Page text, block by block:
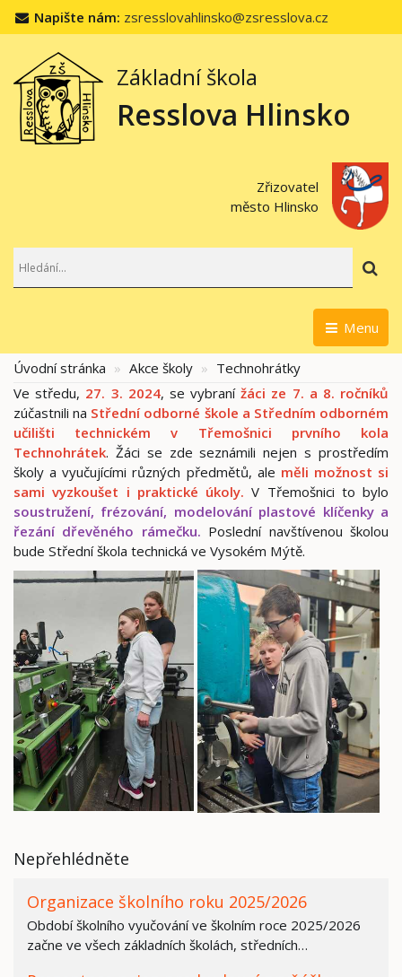
Napište nám: zsresslovahlinsko@zsresslova.cz
Základní škola
Resslova Hlinsko
Zřizovatel
město Hlinsko
Menu
Úvodní stránka Akce školy
Technohrátky
Ve středu, 27. 3. 2024, se vybranížáci ze 7. a 8. ročníků
zúčastnili na Střední odborné škole a Středním odborném
učilišti technickém v Třemošnici
prvního kola
Technohrátek. Žáci se zde seznámili nejen s prostředím
školy a vyučujícími různých předmětů, ale měli možnost si
sami vyzkoušet i praktické úkoly. V Třemošnici to bylo
soustružení, frézování, modelování plastové klíčenky a
řezání dřevěného rámečku. Poslední navštívenou školou
bude Střední škola technická ve Vysokém Mýtě.
Nepřehlédněte
Organizace školního roku 2025/2026
Období školního vyučování ve školním roce 2025/2026
začne ve všech základních školách, středních…